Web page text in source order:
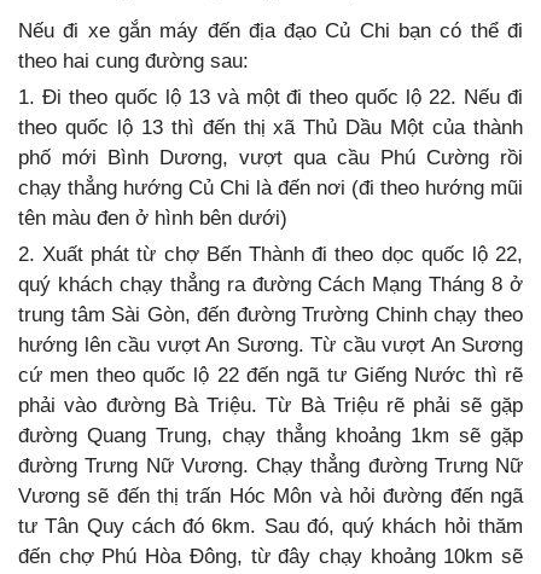
Nếu đi xe gắn máy đến địa đạo Củ Chi bạn có thể đi
theo hai cung đường sau:
1. Đi theo quốc lộ 13 và một đi theo quốc lộ 22. Nếu đi
theo quốc lộ 13 thì đến thị xã Thủ Dầu Một của thành
phố mới Bình Dương, vượt qua cầu Phú Cường rồi
chạy thẳng hướng Củ Chi là đến nơi (đi theo hướng mũi
tên màu đen ở hình bên dưới)
2. Xuất phát từ chợ Bến Thành đi theo dọc quốc lộ 22,
quý khách chạy thẳng ra đường Cách Mạng Tháng 8 ở
trung tâm Sài Gòn, đến đường Trường Chinh chạy theo
hướng lên cầu vượt An Sương. Từ cầu vượt An Sương
cứ men theo quốc lộ 22 đến ngã tư Giếng Nước thì rẽ
phải vào đường Bà Triệu. Từ Bà Triệu rẽ phải sẽ gặp
đường Quang Trung, chạy thẳng khoảng 1km sẽ gặp
đường Trưng Nữ Vương. Chạy thẳng đường Trưng Nữ
Vương sẽ đến thị trấn Hóc Môn và hỏi đường đến ngã
tư Tân Quy cách đó 6km. Sau đó, quý khách hỏi thăm
đến chợ Phú Hòa Đông, từ đây chạy khoảng 10km sẽ